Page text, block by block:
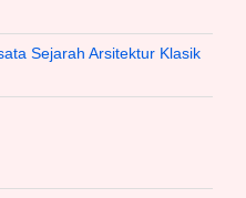
Sejarah Arsitektur Klasik